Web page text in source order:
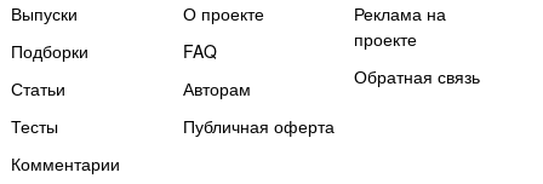
Выпуски
Подборки
Статьи
Тесты
Комментарии
О проекте
FAQ
Авторам
Публичная оферта
Реклама на
проекте
Обратная связь